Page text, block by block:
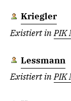
Kriegler
Existiert inPIK
Lessmann
Existiert inPIK